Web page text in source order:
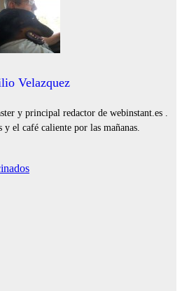
Velazquez
y principal redactor de webinstant.es .
y el café caliente por las mañanas.